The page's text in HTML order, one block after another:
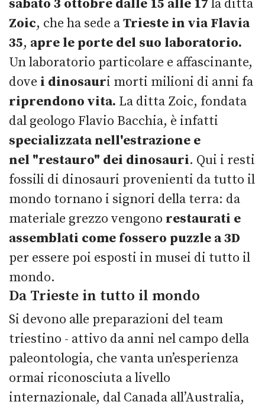
sabato 3 ottobre dalle 15 alle 17 la ditta
Zoic, che ha sede aTrieste in via Flavia
35, apre le porte del suo laboratorio.
Un laboratorio particolare e affascinante,
dove i dinosauri morti milioni di anni fa
riprendono vita. La ditta Zoic, fondata
dal geologo Flavio Bacchia, è infatti
specializzata nell'estrazione e
nel "restauro" dei dinosauri. Qui i resti
fossili di dinosauri provenienti da tutto il
mondo tornano i signori della terra: da
materiale grezzo vengono restaurati e
assemblati come fossero puzzle a 3D
per essere poi esposti in musei di tutto il
mondo.
Da Trieste in tutto il mondo
Si devono alle preparazioni del team
triestino - attivo da anni nel campo della
paleontologia, che vanta un’esperienza
ormai riconosciuta a livello
internazionale, dal Canada all’Australia,